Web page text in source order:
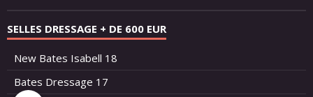
SELLES DRESSAGE + DE 600 EUR
New Bates Isabell 18
Bates Dressage 17